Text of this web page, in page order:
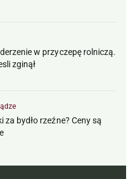
w przyczepę rolniczą.
zginął
za bydło rzeźne? Ceny są